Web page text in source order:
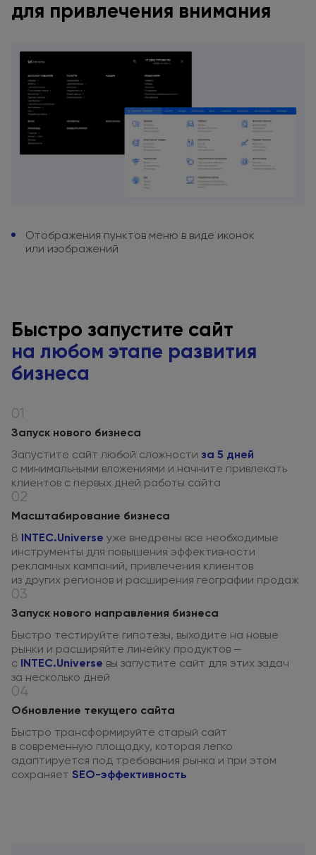
для привлечения внимания
Отображения пунктов меню в виде иконок
или изображений
Быстро запустите сайт
на любом этапе развития
бизнеса
01
Запуск нового бизнеса
Запустите сайт любой сложности за 5 дней
с минимальными вложениями и начните привлекать
клиентов с первых дней работы сайта
02
Масштабирование бизнеса
В INTEC.Universe уже внедрены все необходимые
инструменты для повышения эффективности
рекламных кампаний, привлечения клиентов
из других регионов и расширения географии продаж
03
Запуск нового направления бизнеса
Быстро тестируйте гипотезы, выходите на новые
рынки и расширяйте линейку продуктов —
с INTEC.Universe вы запустите сайт для этих задач
за несколько дней
04
Обновление текущего сайта
Быстро трансформируйте старый сайт
в современную площадку, которая легко
адаптируется под требования рынка и при этом
сохраняет SEO-эффективность